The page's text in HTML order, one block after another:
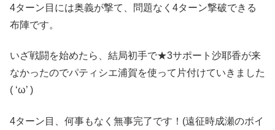
4ターン目には奥義が撃て、問題なく4ターン撃破できる
布陣です。
いざ戦闘を始めたら、結局初手で★3サポート沙耶香が来
なかったのでパティシエ浦賀を使って片付けていきました
( ‘ω’ )
4ターン目、何事もなく無事完了です！(遠征時成瀬のボイ